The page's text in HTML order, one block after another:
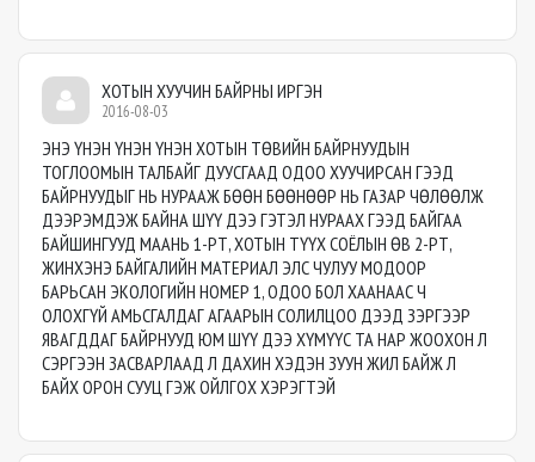
ХОТЫН ХУУЧИН БАЙРНЫ ИРГЭН
2016-08-03
ЭНЭ ҮНЭН ҮНЭН ҮНЭН ХОТЫН ТӨВИЙН БАЙРНУУДЫН
ТОГЛООМЫН ТАЛБАЙГ ДУУСГААД ОДОО ХУУЧИРСАН ГЭЭД
БАЙРНУУДЫГ НЬ НУРААЖ БӨӨН БӨӨНӨӨР НЬ ГАЗАР ЧӨЛӨӨЛЖ
ДЭЭРЭМДЭЖ БАЙНА ШҮҮ ДЭЭ ГЭТЭЛ НУРААХ ГЭЭД БАЙГАА
БАЙШИНГУУД МААНЬ 1-РТ, ХОТЫН ТҮҮХ СОЁЛЫН ӨВ 2-РТ,
ЖИНХЭНЭ БАЙГАЛИЙН МАТЕРИАЛ ЭЛС ЧУЛУУ МОДООР
БАРЬСАН ЭКОЛОГИЙН НОМЕР 1, ОДОО БОЛ ХААНААС Ч
ОЛОХГҮЙ АМЬСГАЛДАГ АГААРЫН СОЛИЛЦОО ДЭЭД ЗЭРГЭЭР
ЯВАГДДАГ БАЙРНУУД ЮМ ШҮҮ ДЭЭ ХҮМҮҮС ТА НАР ЖООХОН Л
СЭРГЭЭН ЗАСВАРЛААД Л ДАХИН ХЭДЭН ЗУУН ЖИЛ БАЙЖ Л
БАЙХ ОРОН СУУЦ ГЭЖ ОЙЛГОХ ХЭРЭГТЭЙ